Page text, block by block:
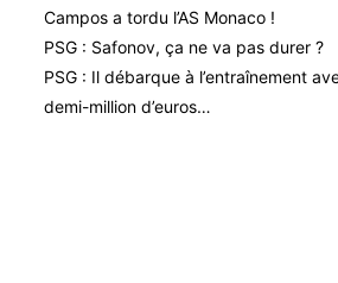
Campos a tordu l’AS Monaco !
PSG : Safonov, ça ne va pas durer ?
PSG : Il débarque à l’entraînement
demi-million d’euros…